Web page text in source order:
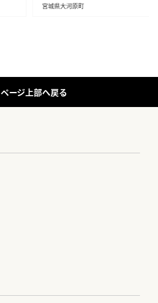
宮城県大河原町
ページ上部へ戻る